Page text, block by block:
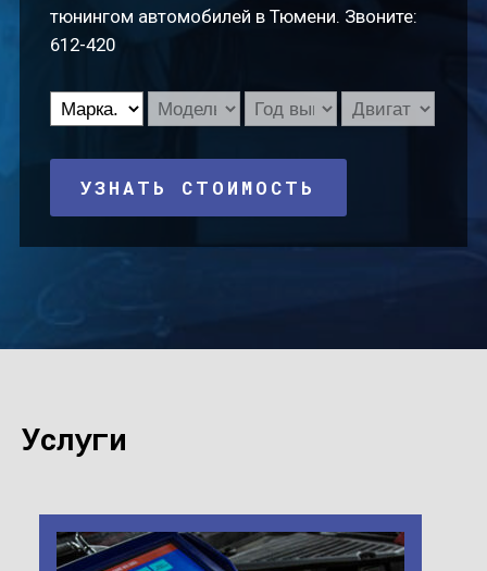
КОНТАКТЫ
тюнингом автомобилей в Тюмени. Звоните:
612-420
УЗНАТЬ СТОИМОСТЬ
Услуги